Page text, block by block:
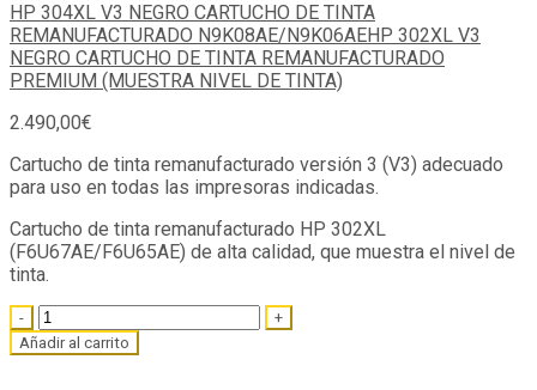
HP 304XL V3 NEGRO CARTUCHO DE TINTA
REMANUFACTURADO N9K08AE/N9K06AEHP 302XL V3
NEGRO CARTUCHO DE TINTA REMANUFACTURADO
PREMIUM (MUESTRA NIVEL DE TINTA)
2.490,00€
Cartucho de tinta remanufacturado versión 3 (V3) adecuado
para uso en todas las impresoras indicadas.
Cartucho de tinta remanufacturado HP 302XL
(F6U67AE/F6U65AE) de alta calidad, que muestra el nivel de
tinta.
Quantity
Añadir al carrito